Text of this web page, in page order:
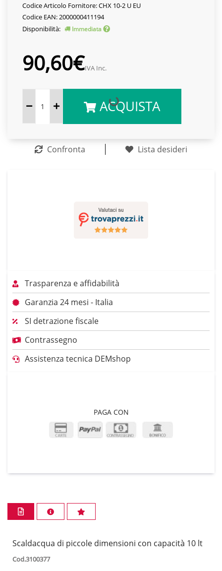
Codice Articolo Fornitore: CHX 10-2 U EU
Codice EAN: 2000000411194
Disponibilità:
Immediata
90,60€IVA Inc.
ACQUISTA
Confronta Lista desideri
Trasparenza e affidabilità
Garanzia 24 mesi - Italia
SI detrazione fiscale
Contrassegno
Assistenza tecnica DEMshop
PAGA CON
Scaldacqua di piccole dimensioni con capacità 10 lt
Cod.3100377